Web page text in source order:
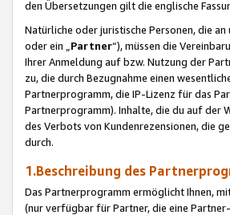
den Übersetzungen gilt die englische
Natürliche oder juristische Personen, die
oder ein „Partner“), müssen die
Ihrer Anmeldung auf bzw. Nutzung der
zu, die durch Bezugnahme einen
Partnerprogramm, die IP-Lizenz für das
Partnerprogramm). Inhalte, die du auf der
des Verbots von Kundenrezensionen, die
durch.
1.Beschreibung des
Das Partnerprogramm ermöglicht Ihnen,
(nur verfügbar für Partner, die eine